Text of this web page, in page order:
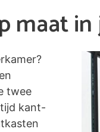
maat
twee
kant-